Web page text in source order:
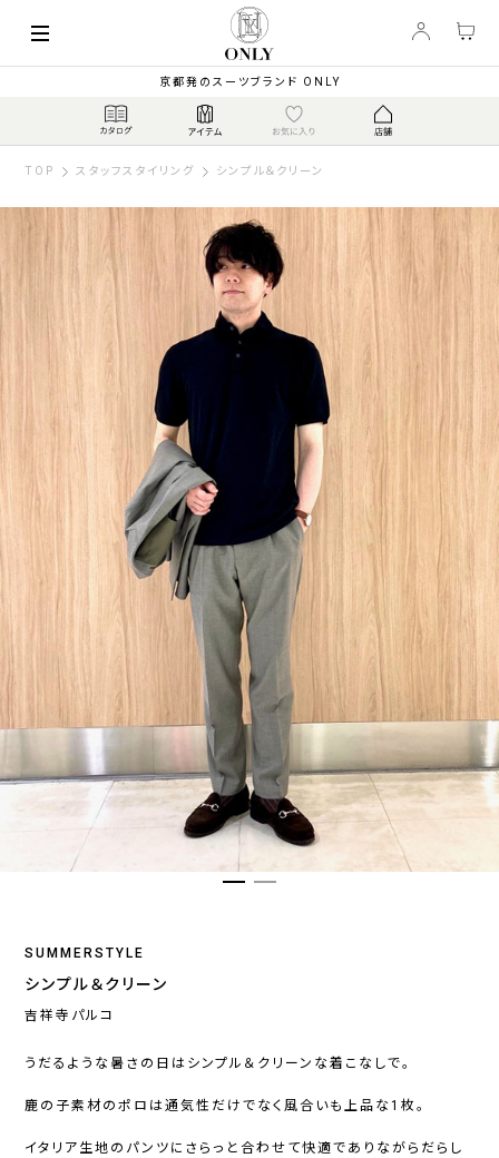
京都発のスーツブランド ONLY
TOP スタッフスタイリング シンプル＆クリーン
SUMMERSTYLE
シンプル＆クリーン
吉祥寺パルコ
うだるような暑さの日はシンプル＆クリーンな着こなしで。
鹿の子素材のポロは通気性だけでなく風合いも上品な1枚。
イタリア生地のパンツにさらっと合わせて快適でありながらだらし